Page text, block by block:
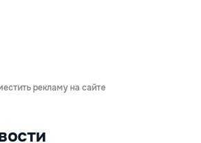
рекламу на сайте